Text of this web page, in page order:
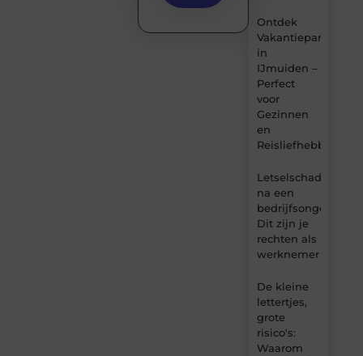
Ontdek
Vakantiepark
in
IJmuiden –
Perfect
voor
Gezinnen
en
Reisliefhebbers
Letselschade
na een
bedrijfsongeval:
Dit zijn je
rechten als
werknemer
De kleine
lettertjes,
grote
risico's:
Waarom